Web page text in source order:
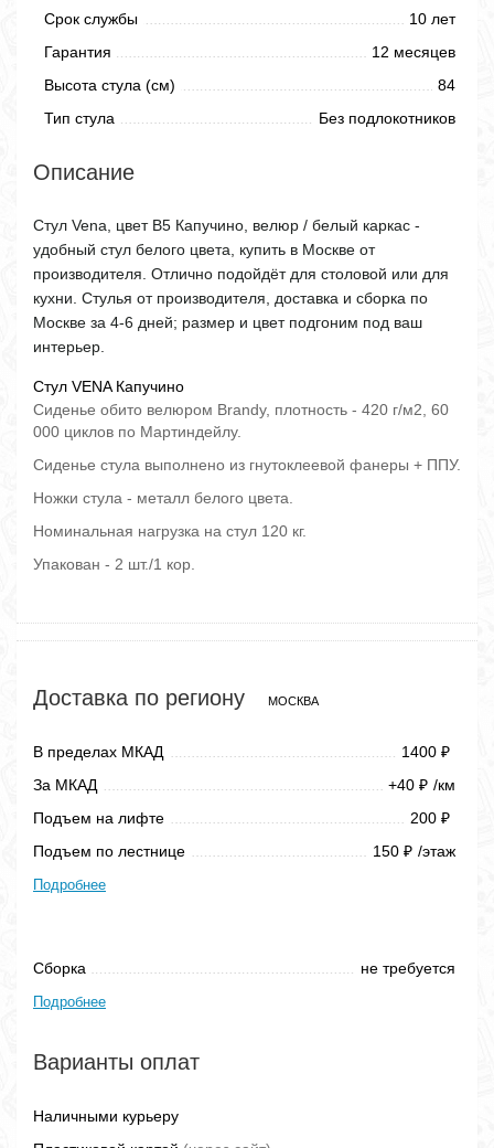
Срок службы
10 лет
Гарантия
12 месяцев
Высота стула (см)
84
Тип стула
Без подлокотников
Описание
Стул Vena, цвет B5 Капучино, велюр / белый каркас -
удобный стул белого цвета, купить в Москве от
производителя. Отлично подойдёт для столовой или для
кухни. Стулья от производителя, доставка и сборка по
Москве за 4-6 дней; размер и цвет подгоним под ваш
интерьер.
Стул VENA Капучино
Сиденье обито велюром Brandy, плотность - 420 г/м2, 60
000 циклов по Мартиндейлу.
Сиденье стула выполнено из гнутоклеевой фанеры + ППУ.
Ножки стула - металл белого цвета.
Номинальная нагрузка на стул 120 кг.
Упакован - 2 шт./1 кор.
Доставка по региону МОСКВА
В пределах МКАД 1400 ₽
За МКАД +40 ₽ /км
Подъем на лифте
200 ₽
Подъем по лестнице 150 ₽ /этаж
Подробнее
Сборка не требуется
Подробнее
Варианты оплат
Наличными курьеру